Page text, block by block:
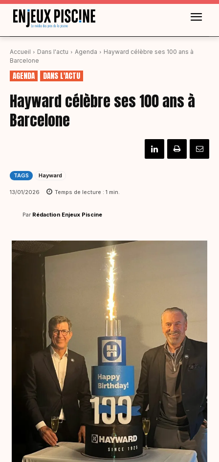
Accueil Dans l'actu Agenda
Hayward célèbre ses 100 ans à
Barcelone
AGENDA DANS L'ACTU
Hayward célèbre ses 100 ans à
Barcelone
TAGS Hayward
13/01/2026 Temps de lecture : 1 min.
Par Rédaction Enjeux Piscine